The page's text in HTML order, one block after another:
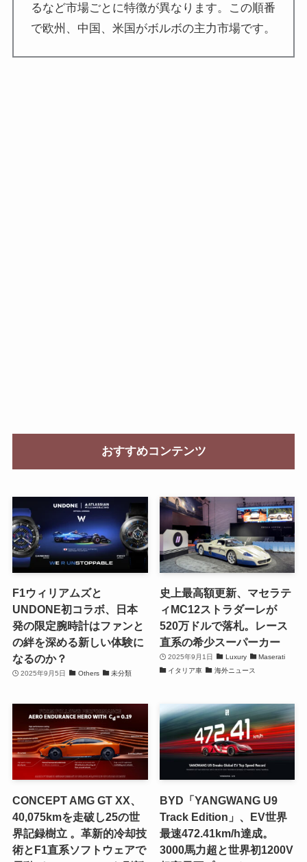
るなど市場ごとに特徴が異なります。この順番
で欧州、中国、米国がボルボの主力市場です。
おすすめコンテンツ
F1ウィリアムズと
UNDONE初コラボ、日本
発の限定腕時計はファンと
の絆を深める新しい体験に
なるのか？
2025年9月5日 Others 未分類
史上最高額更新、マセラテ
ィMC12ストラダーレが
520万ドルで落札。レース
直系の希少スーパーカー
2025年9月1日 Luxury
Maserati
イタリア車
海外ニュース
CONCEPT AMG GT XX、
40,075kmを走破し25の世
界記録樹立 。革新的冷却技
術とF1直系ソフトウェアで
BYD「YANGWANG U9
Track Edition」、EV世界
最速472.41km/h達成。
3000馬力超と世界初1200V